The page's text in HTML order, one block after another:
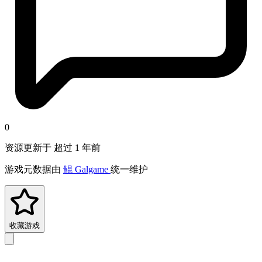
0
资源更新于 超过 1 年前
游戏元数据由 鲲 Galgame 统一维护
收藏游戏